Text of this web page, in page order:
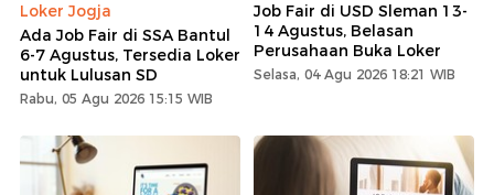
Loker Jogja
Ada Job Fair di SSA Bantul
6-7 Agustus, Tersedia Loker
untuk Lulusan SD
Rabu, 05 Agu 2026 15:15 WIB
Job Fair di USD Sleman 13-
14 Agustus, Belasan
Perusahaan Buka Loker
Selasa, 04 Agu 2026 18:21 WIB